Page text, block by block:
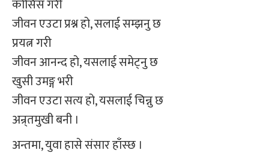
कोसिस गरी
जीवन एउटा प्रश्न हो, सलाई सम्झनु छ
प्रयत्न गरी
जीवन आनन्द हो, यसलाई समेट्नु छ
खुसी उमङ्ग भरी
जीवन एउटा सत्य हो, यसलाई चिन्नु छ
अन्र्तमुखी बनी ।
अन्तमा, युवा हासे संसार हाँस्छ ।